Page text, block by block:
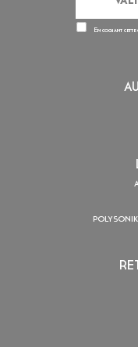
En cochant cette